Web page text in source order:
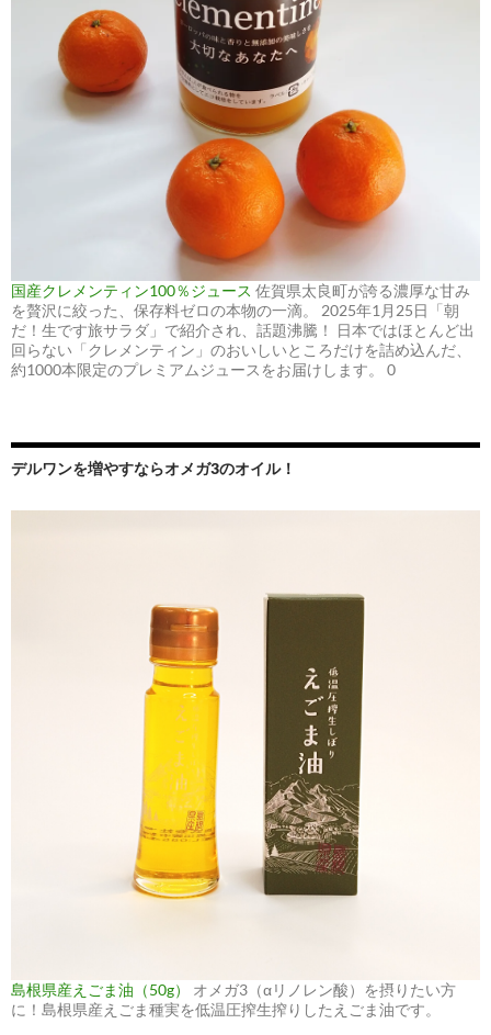
国産クレメンティン100％ジュース 佐賀県太良町が誇る濃厚な甘み
を贅沢に絞った、保存料ゼロの本物の一滴。 2025年1月25日「朝
だ！生です旅サラダ」で紹介され、話題沸騰！ 日本ではほとんど出
回らない「クレメンティン」のおいしいところだけを詰め込んだ、
約1000本限定のプレミアムジュースをお届けします。 0
デルワンを増やすならオメガ3のオイル！
島根県産えごま油（50g）
オメガ3（αリノレン酸）を摂りたい方
に！島根県産えごま種実を低温圧搾生搾りしたえごま油です。